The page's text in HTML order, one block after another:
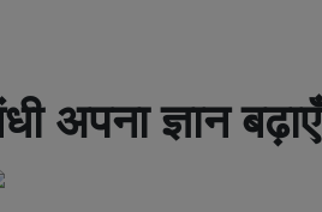
अपना ज्ञान बढ़ाएँ